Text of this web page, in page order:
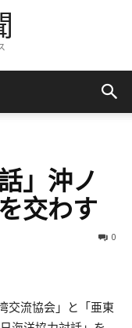
」沖ノ
交わす
0
交流協会」と「亜東